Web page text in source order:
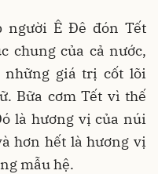
người Ê Đê đón Tết
chung của cả nước,
những giá trị cốt lõi
Bữa cơm Tết vì thế
là hương vị của núi
hơn hết là hương vị
mẫu hệ.